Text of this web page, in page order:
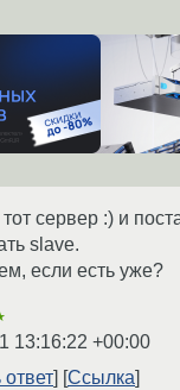
сервер :) и
slave.
если есть уже?
13:16:22 +00:00
ответ
Ссылка